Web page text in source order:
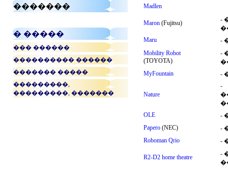
�������
� �����
��� ������
���������� ������
������� �����
���������,
���������, �������
Madlen
Maron (Fujitsu)
-
Maru
-
Mobility Robot
(TOYOTA)
-
MyFountain
-
Nature
-
OLE
-
Papero (NEC)
-
Roboman Qrio
-
R2-D2 home theatre
-